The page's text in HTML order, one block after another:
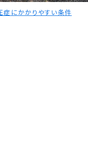
症にかかりやすい条件